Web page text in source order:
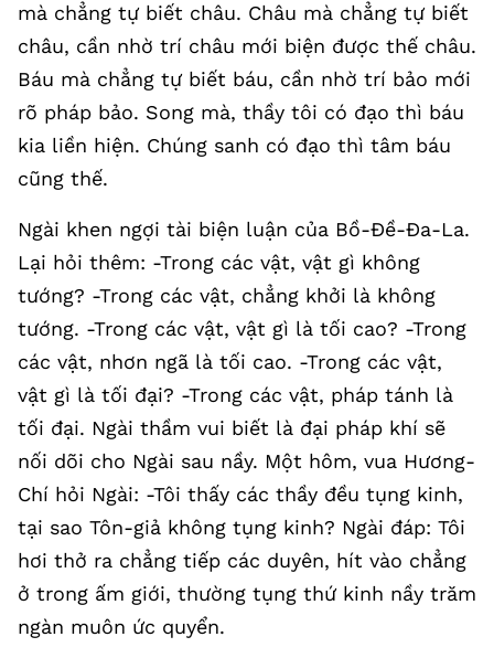
mà chẳng tự biết châu. Châu mà chẳng tự biết
châu, cần nhờ trí châu mới biện được thế châu.
Báu mà chẳng tự biết báu, cần nhờ trí bảo mới
rõ pháp bảo. Song mà, thầy tôi có đạo thì báu
kia liền hiện. Chúng sanh có đạo thì tâm báu
cũng thế.
Ngài khen ngợi tài biện luận của Bồ-Đề-Đa-La.
Lại hỏi thêm: -Trong các vật, vật gì không
tướng? -Trong các vật, chẳng khởi là không
tướng. -Trong các vật, vật gì là tối cao? -Trong
các vật, nhơn ngã là tối cao. -Trong các vật,
vật gì là tối đại? -Trong các vật, pháp tánh là
tối đại. Ngài thầm vui biết là đại pháp khí sẽ
nối dõi cho Ngài sau nầy. Một hôm, vua Hương-
Chí hỏi Ngài: -Tôi thấy các thầy đều tụng kinh,
tại sao Tôn-giả không tụng kinh? Ngài đáp: Tôi
hơi thở ra chẳng tiếp các duyên, hít vào chẳng
ở trong ấm giới, thường tụng thứ kinh nầy trăm
ngàn muôn ức quyển.